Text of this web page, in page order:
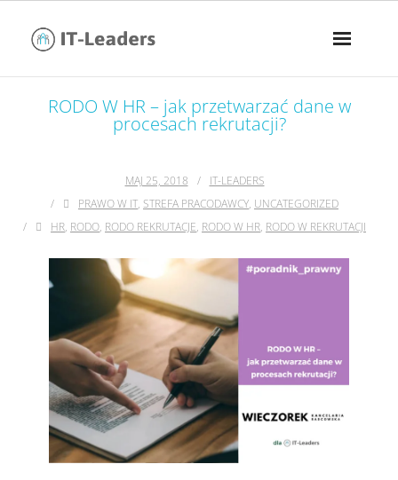
RODO W HR – jak przetwarzać dane w
procesach rekrutacji?
MAJ 25, 2018
IT-LEADERS
PRAWO W IT, STREFA PRACODAWCY, UNCATEGORIZED
HR, RODO, RODO REKRUTACJE, RODO W HR, RODO W REKRUTACJI